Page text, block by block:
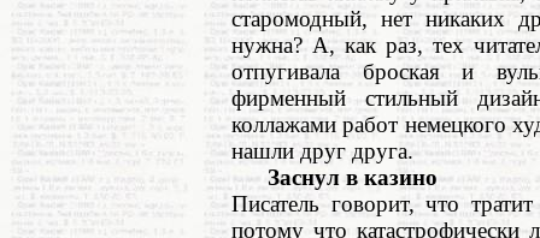
старомодный, нет никаких
нужна? А, как раз, тех
отпугивала броская и
фирменный стильный
коллажами работ немецкого
нашли друг друга.
Заснул в казино
Писатель говорит, что
потому что